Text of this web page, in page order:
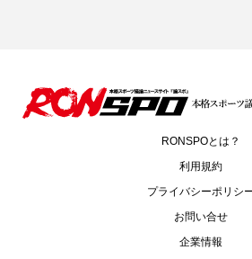
RONSPOとは？
利用規約
プライバシーポリシ
お問い合せ
企業情報